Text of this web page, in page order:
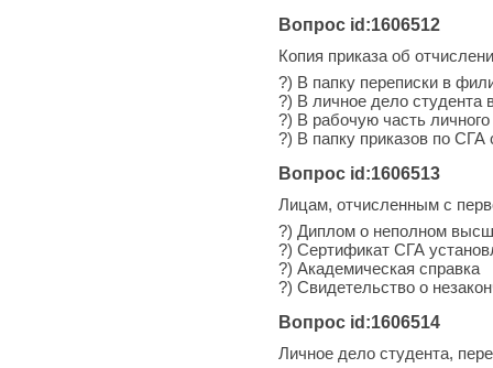
Вопрос id:1606512
Копия приказа об
?) В папку переписки в
?) В личное дело студента
?) В рабочую часть
?) В папку приказов по
Вопрос id:1606513
Лицам, отчисленным с
?) Диплом о неполном
?) Сертификат СГА
?) Академическая справка
?) Свидетельство о
Вопрос id:1606514
Личное дело студента,